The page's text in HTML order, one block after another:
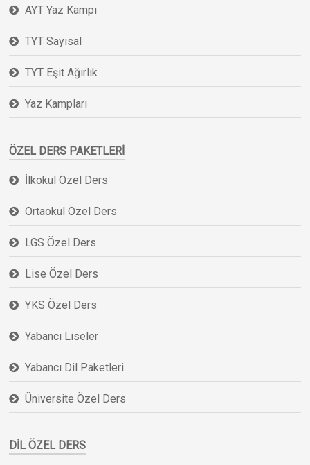
AYT Yaz Kampı
TYT Sayısal
TYT Eşit Ağırlık
Yaz Kampları
ÖZEL DERS PAKETLERI
İlkokul Özel Ders
Ortaokul Özel Ders
LGS Özel Ders
Lise Özel Ders
YKS Özel Ders
Yabancı Liseler
Yabancı Dil Paketleri
Üniversite Özel Ders
DIL ÖZEL DERS